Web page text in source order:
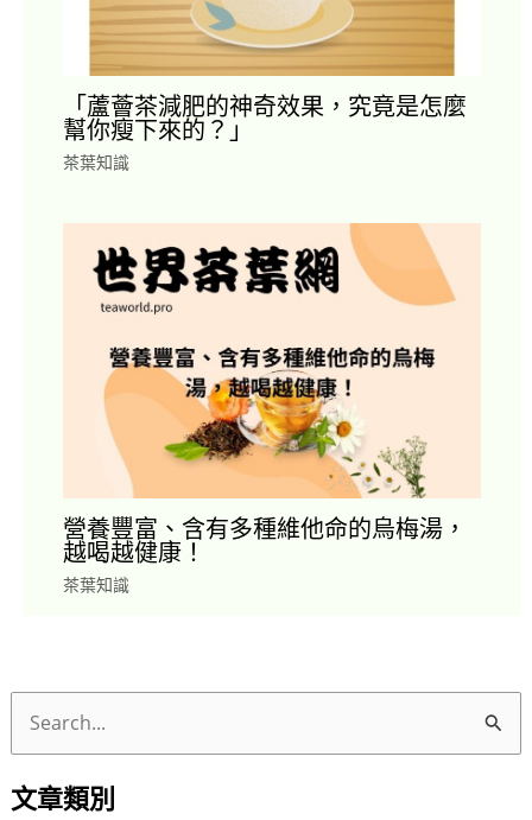
「蘆薈茶減肥的神奇效果，究竟是怎麼
幫你瘦下來的？」
茶葉知識
營養豐富、含有多種維他命的烏梅湯，
越喝越健康！
茶葉知識
關
文章類別